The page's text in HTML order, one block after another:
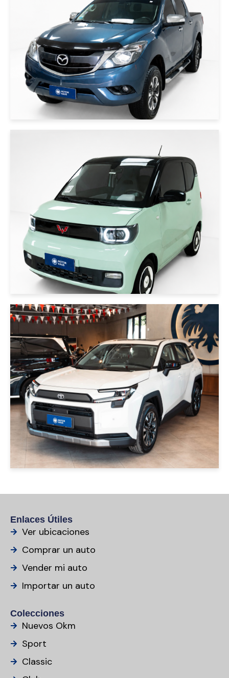
WULING MINI EV 2021 VERDE
Toyota |2026
TOYOTA RAV4 4X2 2.0 LUXURY
2026 PERLA
USD 47000
Enlaces Útiles
Ver ubicaciones
Comprar un auto
Vender mi auto
Importar un auto
Colecciones
Nuevos Okm
Sport
Classic